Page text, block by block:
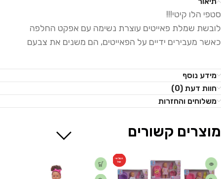
סטפי הלו קיטי!!!
לובשת שמלת פאייטים עוצרת נשימה עם אפקט החלפה
כאשר מעבירים ידיים על הפאייטים, הם משנים את צבעם
מידע נוסף
חוות דעת (0)
משלוחים והחזרות
מוצרים קשורים
המלאי
אזל